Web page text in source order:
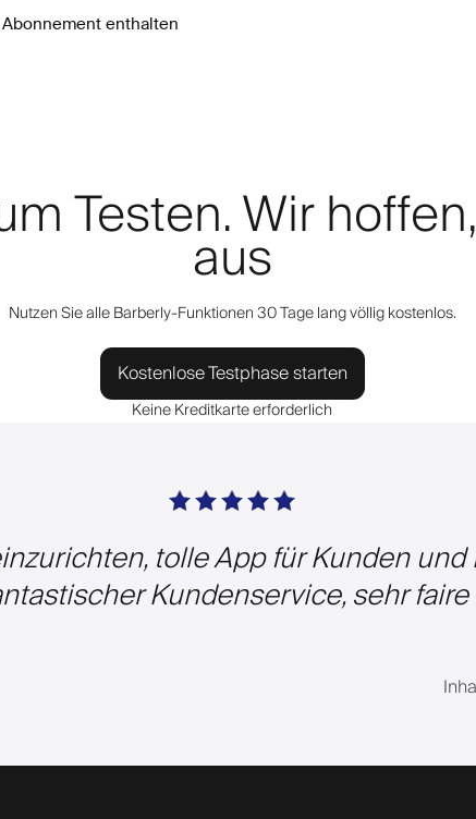
enthalten
Testen. Wir
aus
Nutzen Sie alle Barberly-Funktionen 30 Tage lang völlig kostenlos.
Kostenlose Testphase starten
Keine Kreditkarte erforderlich
tolle App für Kunden
Kundenservice, sehr faire